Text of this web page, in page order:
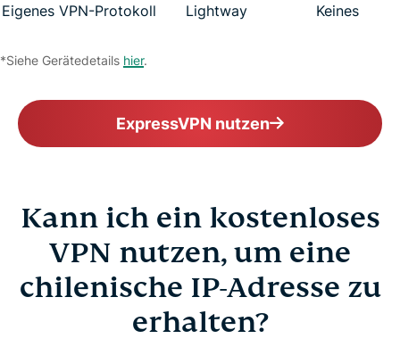
Eigenes VPN-Protokoll
Lightway Keines
*Siehe Gerätedetails hier.
ExpressVPN nutzen
Kann ich ein kostenloses
VPN nutzen, um eine
chilenische IP-Adresse zu
erhalten?